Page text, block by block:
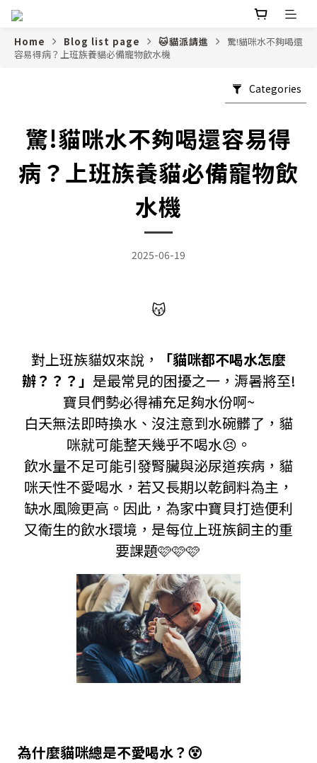
Home Blog list page 🐱貓派請進
驚!貓咪水不夠喝還
容易得病？上班族養貓必備寵物飲水機
Categories
驚!貓咪水不夠喝還容易得
病？上班族養貓必備寵物飲
水機
2025-06-19
😽
對上班族貓奴來說，
「貓咪都不喝水怎麼
辦？？？」 是最常見的困擾之一，溽暑將至!
寶貝們勢必得補充足夠水份啊~
白天無法即時換水、沒注意到水碗髒了，貓
咪就可能整天幾乎不喝水😣 。
飲水量不足可能引發腎臟與泌尿道疾病，貓
咪天性不愛喝水，若又長期以乾飼料為主，
缺水風險更高。因此，為家中寶貝打造便利
又衛生的飲水環境，是每位上班族飼主的重
要課題🩷🩷🩷
為什麼貓咪總是不愛喝水？😵